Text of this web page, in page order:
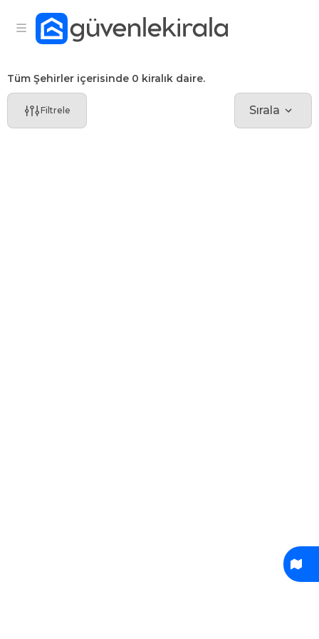
Tüm Şehirler içerisinde 0 kiralık daire.
Filtrele Sırala